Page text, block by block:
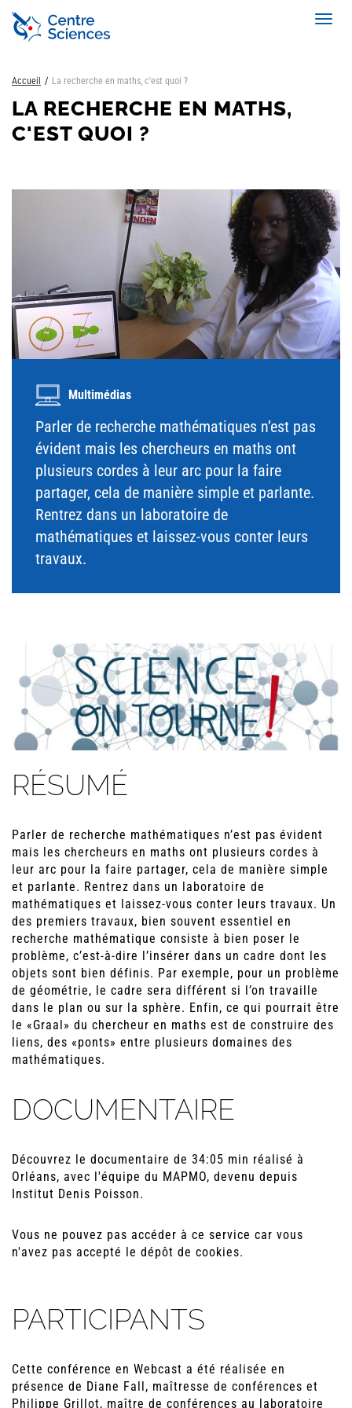
Aller
contenu
Accueil La recherche en maths, c'est quoi ?
LA RECHERCHE EN MATHS,
C'EST QUOI ?
Multimédias
Parler de recherche mathématiques n’est pas
évident mais les chercheurs en maths ont
plusieurs cordes à leur arc pour la faire
partager, cela de manière simple et parlante.
Rentrez dans un laboratoire de
mathématiques et laissez-vous conter leurs
travaux.
RÉSUMÉ
Parler de recherche mathématiques n’est pas évident
mais les chercheurs en maths ont plusieurs cordes à
leur arc pour la faire partager, cela de manière simple
et parlante. Rentrez dans un laboratoire de
mathématiques et laissez-vous conter leurs travaux. Un
des premiers travaux, bien souvent essentiel en
recherche mathématique consiste à bien poser le
problème, c’est-à-dire l’insérer dans un cadre dont les
objets sont bien définis. Par exemple, pour un problème
de géométrie, le cadre sera différent si l’on travaille
dans le plan ou sur la sphère. Enfin, ce qui pourrait être
le «Graal» du chercheur en maths est de construire des
liens, des «ponts» entre plusieurs domaines des
mathématiques.
DOCUMENTAIRE
Découvrez le documentaire de 34:05 min réalisé à
Orléans, avec l'équipe du MAPMO, devenu depuis
Institut Denis Poisson.
Vous ne pouvez pas accéder à ce service car vous
n'avez pas accepté le dépôt de cookies.
PARTICIPANTS
Cette conférence en Webcast a été réalisée en
présence de Diane Fall, maîtresse de conférences et
Philippe Grillot, maître de conférences au laboratoire